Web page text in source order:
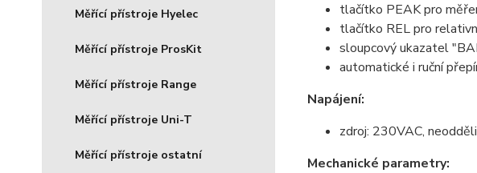
Měřící přístroje Hyelec
Měřící přístroje ProsKit
Měřící přístroje Range
Měřící přístroje Uni-T
Měřící přístroje ostatní
tlačítko PEAK pro
tlačítko REL pro
sloupcový ukazatel
automatické i ruční
Napájení:
zdroj: 230VAC,
Mechanické parametry: